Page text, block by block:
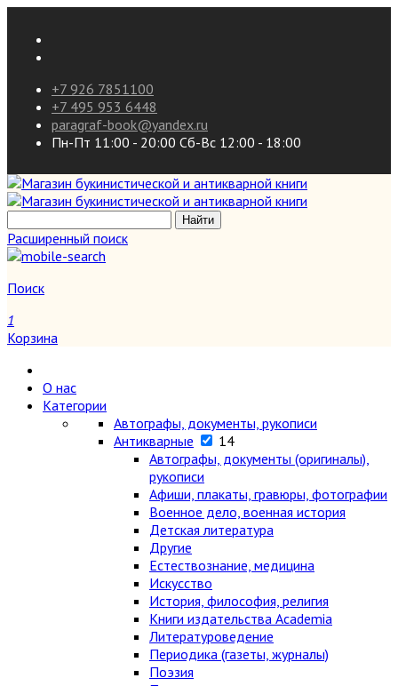
+7 926 7851100
+7 495 953 6448
paragraf-book@yandex.ru
Пн-Пт 11:00 - 20:00 Сб-Вс 12:00 - 18:00
Расширенный поиск
Поиск
1
Корзина
О нас
Категории
Автографы, документы, рукописи
Антикварные
14
Автографы, документы (оригиналы),
рукописи
Афиши, плакаты, гравюры, фотографии
Военное дело, военная история
Детская литература
Другие
Естествознание, медицина
Искусство
История, философия, религия
Книги издательства Academia
Литературоведение
Периодика (газеты, журналы)
Поэзия